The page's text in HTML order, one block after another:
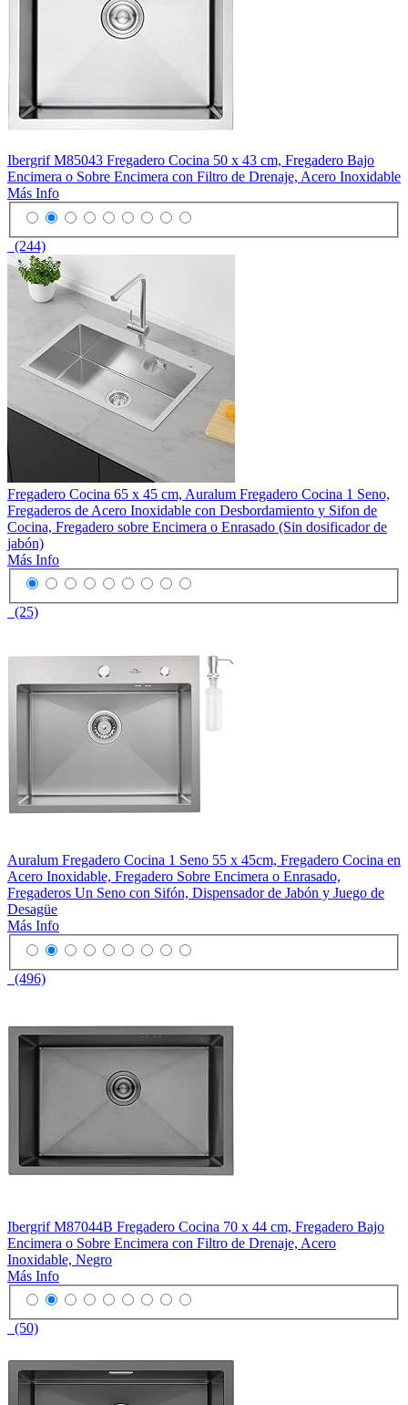
Ibergrif M85043 Fregadero Cocina 50 x 43 cm, Fregadero Bajo
Encimera o Sobre Encimera con Filtro de Drenaje, Acero Inoxidable
Más Info
(244)
Fregadero Cocina 65 x 45 cm, Auralum Fregadero Cocina 1 Seno,
Fregaderos de Acero Inoxidable con Desbordamiento y Sifon de
Cocina, Fregadero sobre Encimera o Enrasado (Sin dosificador de
jabón)
Más Info
(25)
Auralum Fregadero Cocina 1 Seno 55 x 45cm, Fregadero Cocina en
Acero Inoxidable, Fregadero Sobre Encimera o Enrasado,
Fregaderos Un Seno con Sifón, Dispensador de Jabón y Juego de
Desagüe
Más Info
(496)
Ibergrif M87044B Fregadero Cocina 70 x 44 cm, Fregadero Bajo
Encimera o Sobre Encimera con Filtro de Drenaje, Acero
Inoxidable, Negro
Más Info
(50)